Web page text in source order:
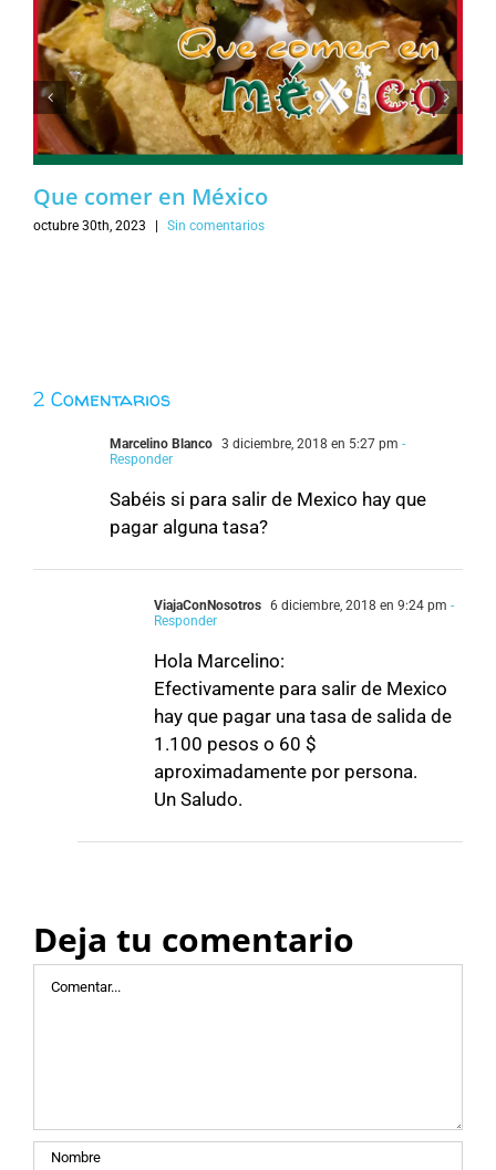
Que comer en México
octubre 30th, 2023 Sin comentarios
2 Comentarios
Marcelino Blanco 3 diciembre, 2018 en 5:27 pm -
Responder
Sabéis si para salir de Mexico hay que
pagar alguna tasa?
ViajaConNosotros 6 diciembre, 2018 en 9:24 pm -
Responder
Hola Marcelino:
Efectivamente para salir de Mexico
hay que pagar una tasa de salida de
1.100 pesos o 60 $
aproximadamente por persona.
Un Saludo.
Deja tu comentario